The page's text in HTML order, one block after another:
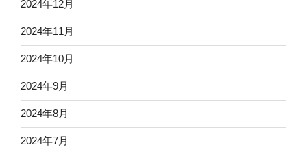
2024年12月
2024年11月
2024年10月
2024年9月
2024年8月
2024年7月